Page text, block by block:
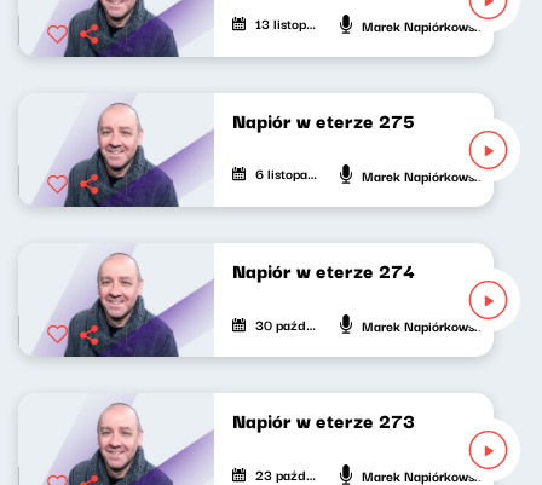
13 listopada 2025 Marek Napiórkowski
Napiór w eterze 275
6 listopada 2025 Marek Napiórkowski
Napiór w eterze 274
30 października 2025 Marek Napiórkowski
Napiór w eterze 273
23 października 2025 Marek Napiórkowski